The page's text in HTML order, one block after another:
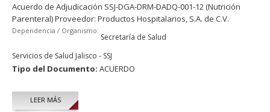
Acuerdo de Adjudicación SSJ-DGA-DRM-DADQ-001-12 (Nutrición
Parenteral) Proveedor: Productos Hospitalarios, S.A. de C.V.
Dependencia / Organismo:
Secretaría de Salud
Servicios de Salud Jalisco - SSJ
Tipo del Documento: ACUERDO
LEER MÁS